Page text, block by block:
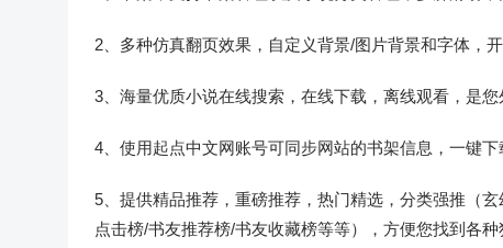
2、多种仿真翻页效果，自定义背景/图片背景和字体，
3、海量优质小说在线搜索，在线下载，离线观看，是您
4、使用起点中文网账号可同步网站的书架信息，一键下
5、提供精品推荐，重磅推荐，热门精选，分类强推（
点击榜/书友推荐榜/书友收藏榜等等），方便您找到各